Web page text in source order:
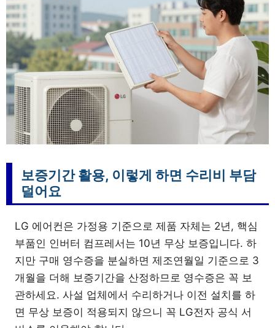
보증기간 활용, 이렇게 하면 수리비 부담
덜어요
LG 에어컨은 가정용 기준으로 제품 자체는 2년, 핵심
부품인 인버터 컴프레서는 10년 무상 보증입니다. 하
지만 구매 영수증을 분실하면 제조연월일 기준으로 3
개월을 더해 보증기간을 산정하므로 영수증은 꼭 보
관하세요. 사설 업체에서 수리하거나 이전 설치를 하
면 무상 보증이 적용되지 않으니 꼭 LG전자 공식 서